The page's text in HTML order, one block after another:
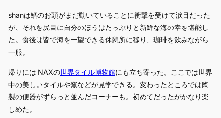
shanは鯛のお頭がまだ動いていることに衝撃を受けて涙目だった
が、それを尻目に自分のほうはたっぷりと新鮮な海の幸を堪能し
た。食後は皆で海を一望できる休憩所に移り、珈琲を飲みながら
一服。
帰りにはINAXの世界タイル博物館にも立ち寄った。ここでは世界
中の美しいタイルや窯などが見学できる。変わったところでは陶
製の便器がずらっと並んだコーナーも。初めてだったがかなり楽
しめた。